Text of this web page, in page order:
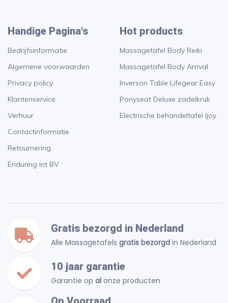
Handige Pagina's
Bedrijfsinformatie
Algemene voorwaarden
Privacy policy
Klantenservice
Verhuur
Contactinformatie
Retournering
Enduring int BV
Hot products
Massagetafel Body Reiki
Massagetafel Body Arrival
Inverson Table Lifegear Easy
Ponyseat Deluxe zadelkruk
Electrische behandeltafel Ijoy
Gratis bezorgd in Nederland
Alle Massagetafels gratis bezorgd in Nederland
10 jaar garantie
Garantie op al onze producten